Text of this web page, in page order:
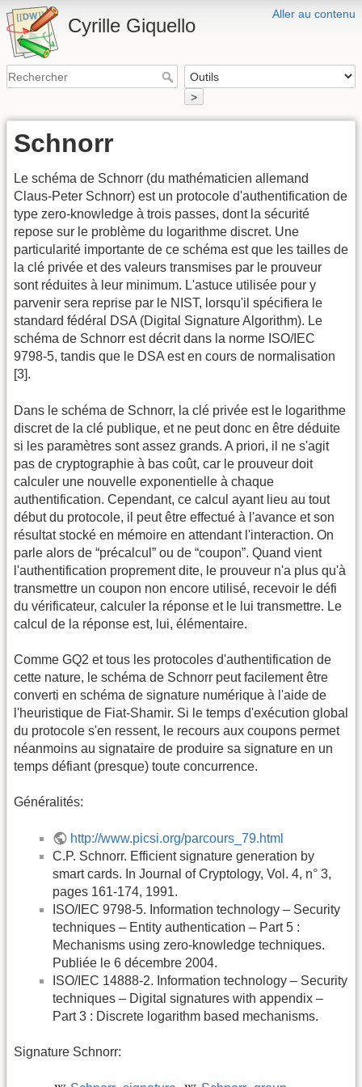
Aller au contenu
Cyrille Giquello
>
Schnorr
Le schéma de Schnorr (du mathématicien allemand
Claus-Peter Schnorr) est un protocole d'authentification de
type zero-knowledge à trois passes, dont la sécurité
repose sur le problème du logarithme discret. Une
particularité importante de ce schéma est que les tailles de
la clé privée et des valeurs transmises par le prouveur
sont réduites à leur minimum. L'astuce utilisée pour y
parvenir sera reprise par le NIST, lorsqu'il spécifiera le
standard fédéral DSA (Digital Signature Algorithm). Le
schéma de Schnorr est décrit dans la norme ISO/IEC
9798-5, tandis que le DSA est en cours de normalisation
[3].
Dans le schéma de Schnorr, la clé privée est le logarithme
discret de la clé publique, et ne peut donc en être déduite
si les paramètres sont assez grands. A priori, il ne s'agit
pas de cryptographie à bas coût, car le prouveur doit
calculer une nouvelle exponentielle à chaque
authentification. Cependant, ce calcul ayant lieu au tout
début du protocole, il peut être effectué à l'avance et son
résultat stocké en mémoire en attendant l'interaction. On
parle alors de “précalcul” ou de “coupon”. Quand vient
l'authentification proprement dite, le prouveur n'a plus qu'à
transmettre un coupon non encore utilisé, recevoir le défi
du vérificateur, calculer la réponse et le lui transmettre. Le
calcul de la réponse est, lui, élémentaire.
Comme GQ2 et tous les protocoles d'authentification de
cette nature, le schéma de Schnorr peut facilement être
converti en schéma de signature numérique à l'aide de
l'heuristique de Fiat-Shamir. Si le temps d'exécution global
du protocole s'en ressent, le recours aux coupons permet
néanmoins au signataire de produire sa signature en un
temps défiant (presque) toute concurrence.
Généralités:
http://www.picsi.org/parcours_79.html
C.P. Schnorr. Efficient signature generation by
smart cards. In Journal of Cryptology, Vol. 4, n° 3,
pages 161-174, 1991.
ISO/IEC 9798-5. Information technology – Security
techniques – Entity authentication – Part 5 :
Mechanisms using zero-knowledge techniques.
Publiée le 6 décembre 2004.
ISO/IEC 14888-2. Information technology – Security
techniques – Digital signatures with appendix –
Part 3 : Discrete logarithm based mechanisms.
Signature Schnorr: